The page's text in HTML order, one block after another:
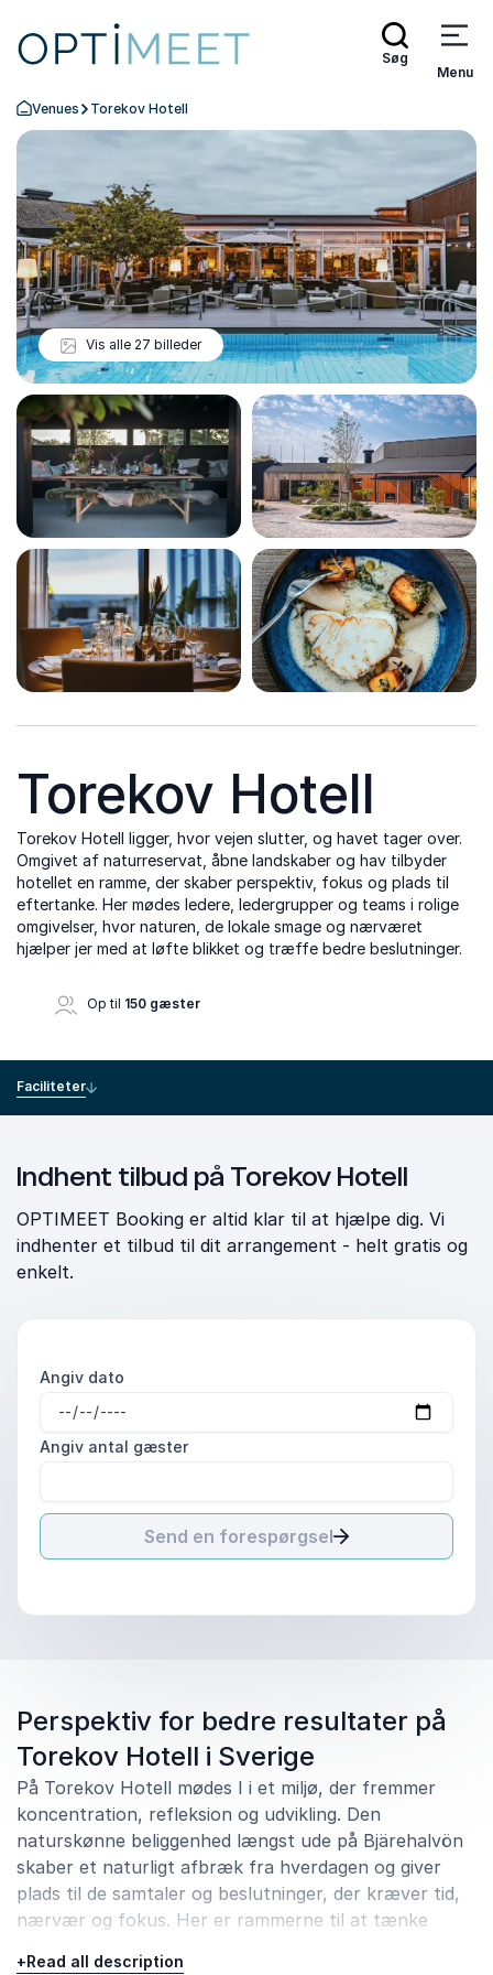
Søg
Menu
Tilbage til forsiden
Venues Torekov Hotell
Vis alle 27 billeder
Torekov Hotell
Torekov Hotell ligger, hvor vejen slutter, og havet tager over.
Omgivet af naturreservat, åbne landskaber og hav tilbyder
hotellet en ramme, der skaber perspektiv, fokus og plads til
eftertanke. Her mødes ledere, ledergrupper og teams i rolige
omgivelser, hvor naturen, de lokale smage og nærværet
hjælper jer med at løfte blikket og træffe bedre beslutninger.
Op til 150 gæster
Faciliteter
Indhent tilbud på Torekov Hotell
OPTIMEET Booking er altid klar til at hjælpe dig. Vi
indhenter et tilbud til dit arrangement - helt gratis og
enkelt.
Angiv dato
Angiv antal gæster
Send en forespørgsel
Perspektiv for bedre resultater på
Torekov Hotell i Sverige
På Torekov Hotell mødes I i et miljø, der fremmer
koncentration, refleksion og udvikling. Den
naturskønne beliggenhed længst ude på Bjärehalvön
skaber et naturligt afbræk fra hverdagen og giver
plads til de samtaler og beslutninger, der kræver tid,
nærvær og fokus. Her er rammerne til at tænke
+Read all description